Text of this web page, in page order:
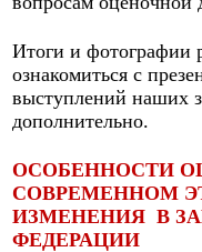
Итоги и фотографии
ознакомиться с
выступлений наших
дополнительно.
ОСОБЕННОСТИ
СОВРЕМЕННОМ
ИЗМЕНЕНИЯ В
ФЕДЕРАЦИИ